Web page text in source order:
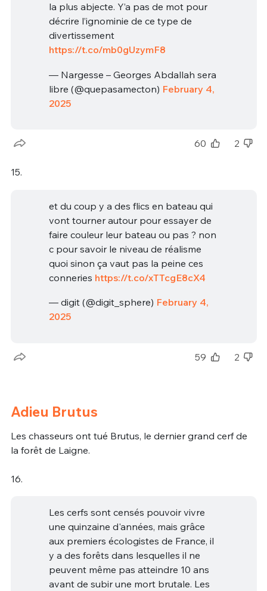
la plus abjecte. Y’a pas de mot pour
décrire l’ignominie de ce type de
divertissement
https://t.co/mb0gUzymF8
— Nargesse – Georges Abdallah sera
libre (@quepasamecton) February 4,
2025
60 2
15.
et du coup y a des flics en bateau qui
vont tourner autour pour essayer de
faire couleur leur bateau ou pas ? non
c pour savoir le niveau de réalisme
quoi sinon ça vaut pas la peine ces
conneries https://t.co/xTTcgE8cX4
— digit (@digit_sphere) February 4,
2025
59 2
Adieu Brutus
Les chasseurs ont tué Brutus, le dernier grand cerf de
la forêt de Laigne.
16.
Les cerfs sont censés pouvoir vivre
une quinzaine d'années, mais grâce
aux premiers écologistes de France, il
y a des forêts dans lesquelles il ne
peuvent même pas atteindre 10 ans
avant de subir une mort brutale. Les